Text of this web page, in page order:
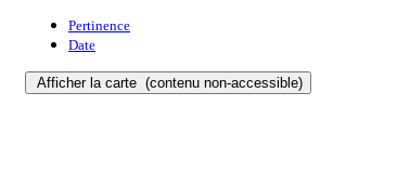
Pertinence
Date
Afficher la carte (contenu non-accessible)